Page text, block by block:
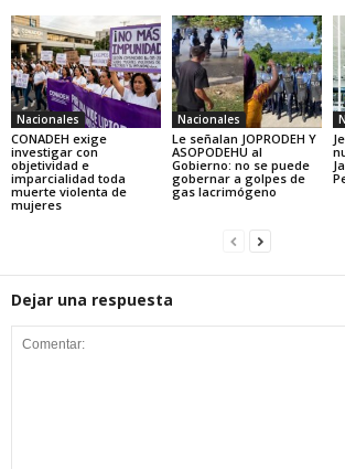
Nacionales
CONADEH exige
investigar con
objetividad e
imparcialidad toda
muerte violenta de
mujeres
Nacionales
Le señalan JOPRODEH Y
ASOPODEHU al
Gobierno: no se puede
gobernar a golpes de
gas lacrimógeno
Dejar una respuesta